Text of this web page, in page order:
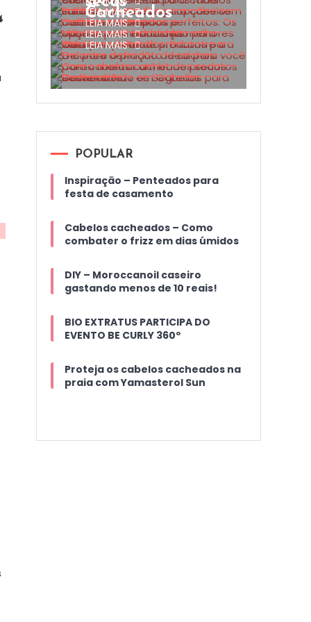
LEIA MAIS
LEIA MAIS
LEIA MAIS
Cacheados
LEIA MAIS
POPULAR
Inspiração – Penteados para
festa de casamento
Cabelos cacheados – Como
combater o frizz em dias úmidos
DIY – Moroccanoil caseiro
gastando menos de 10 reais!
BIO EXTRATUS PARTICIPA DO
EVENTO BE CURLY 360º
Proteja os cabelos cacheados na
praia com Yamasterol Sun